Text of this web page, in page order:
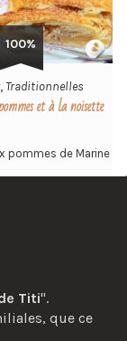
100%
,Traditionnelles
et à la noisette
pommes de Marine
Titi".
que ce